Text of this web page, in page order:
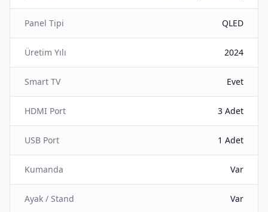
Panel Tipi QLED
Üretim Yılı 2024
Smart TV Evet
HDMI Port 3 Adet
USB Port 1 Adet
Kumanda Var
Ayak / Stand Var